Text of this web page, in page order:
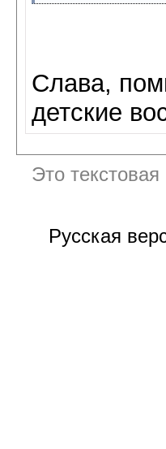
Слава,
детские
Это
Русская